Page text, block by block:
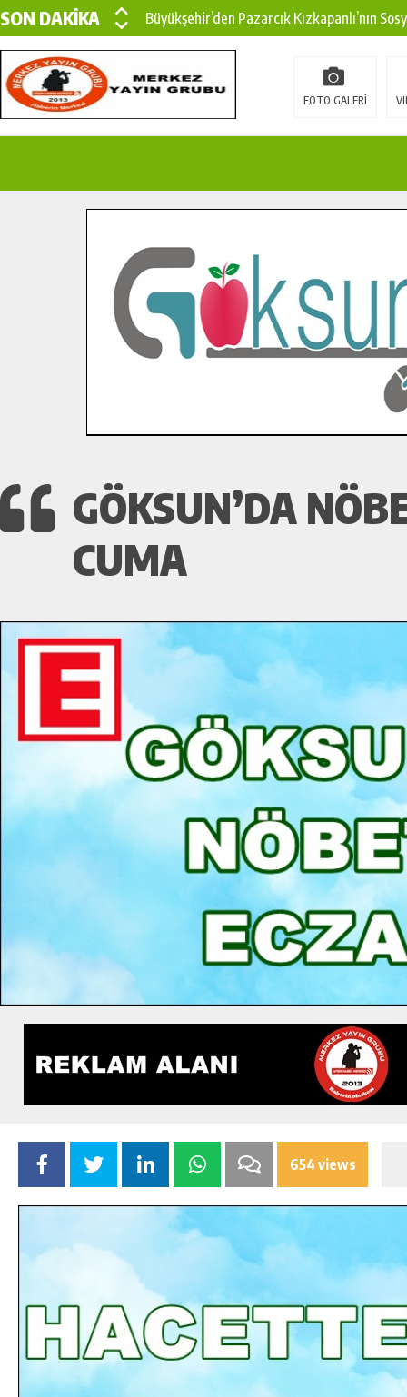
SON DAKİKA
Büyükşehir’den Pazarcık Kızkapanlı’nın
Büyükşehir’den Pazarcık Kırsalına Modern
Çin’den KSÜ’ye Uluslararası Başarı:
İlçe Jandarma Komutanı Karakaya’dan
Bertiz’in Yeni Köprüsünde Sona Doğru.
FOTO GALERİ
GÖKSUN’DA
CUMA
654 views